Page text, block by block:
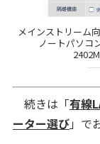
メインストリーム
ノートパソコ
続きは「有線
ーター選び」で